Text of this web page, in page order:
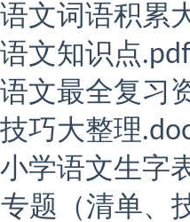
文词语积累
文知识点.pdf
文最全复习
巧大整理
学语文生字
题（清单、